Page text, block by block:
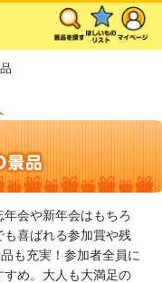
年会や新年会はもちろ
も喜ばれる参加賞や残
も充実！参加者全員に
め。大人も大満足の